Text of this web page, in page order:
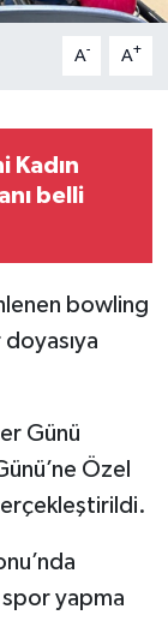
A- A+
Kadın
belli
bowling
Günü
Özel
yapma